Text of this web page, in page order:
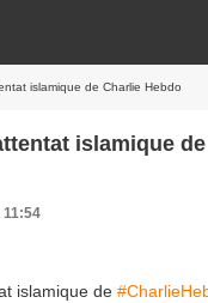
islamique de Charlie Hebdo
islamique
11:54
islamique de